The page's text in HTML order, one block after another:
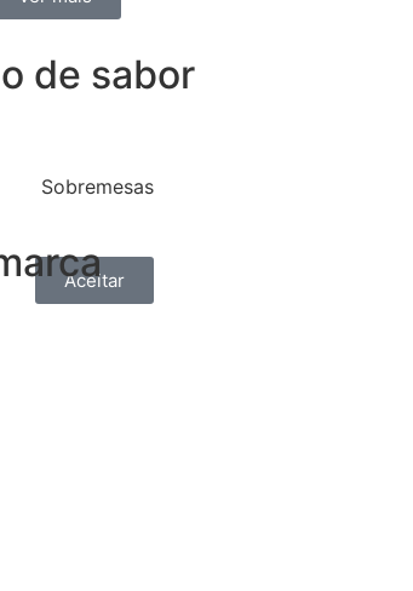
de sabor
Sobremesas
Aceitar